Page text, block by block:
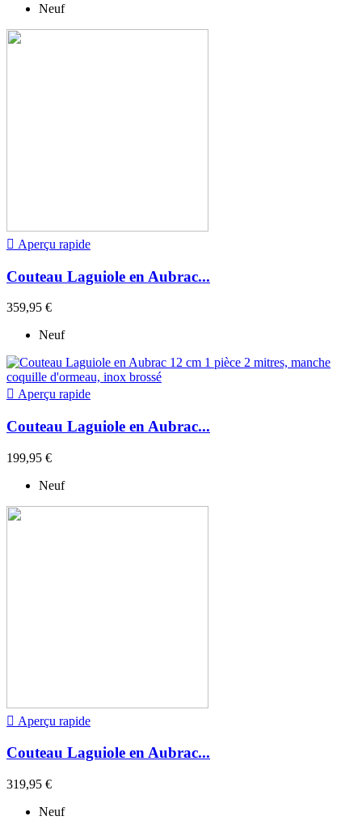
Neuf
 Aperçu rapide
Couteau Laguiole en Aubrac...
359,95 €
Neuf
 Aperçu rapide
Couteau Laguiole en Aubrac...
199,95 €
Neuf
 Aperçu rapide
Couteau Laguiole en Aubrac...
319,95 €
Neuf